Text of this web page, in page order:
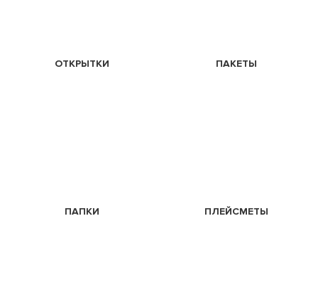
ОТКРЫТКИ ПАКЕТЫ
ПАПКИ ПЛЕЙСМЕТЫ